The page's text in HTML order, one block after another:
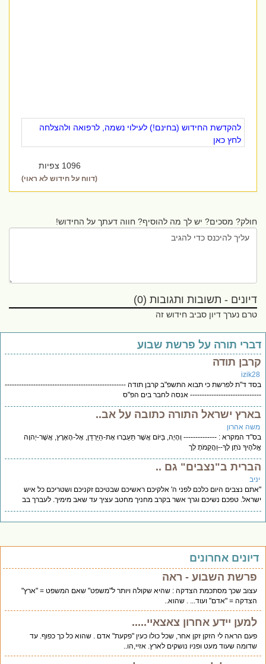
להקדשת החידוש (בחינם!) לעילוי נשמה, לרפואה ולהצלחה
לחץ כאן
1096 צפיות
(דווח על חידוש לא ראוי)
חולק? מסכים? יש לך מה להוסיף? חווה דעתך על החידוש!
דיונים - תשובות ותגובות (0)
טרם נערך דיון סביב חידוש זה
תורה על פרשת שבוע
תודה
ד"ת לפרשת כי תבוא התשפ"ב קרבן תודה ---------------------------------------------------
אנסה לחבר בים הפ"ס
ישראל התורה כתובה על אב..
אהרון
המקרא : -------------- וְהָיָה, בַּיּוֹם אֲשֶׁר תַּעַבְרוּ אֶת-הַיַּרְדֵּן, אֶל-הָאָרֶץ, אֲשֶׁר-יְהוָה
נֹתֵן לָךְ--וַהֲקֵמֹתָ לְך
ב"נצבים" גם ..
נצבים היום כלכם לפני ה' אלקיכם ראשיכם שבטיכם זקניכם ושטריכם כל איש
טפכם נשיכם וגרך אשר בקרב מחניך מחטב עציך עד שאב מימיך. לעברך בב
אחרונים
פרשת השבוע - ראה
עצוב שכך מסתכמת הצדקה : שהיא שקולה ויותר ל"משפט" שאם המשפט = "ארץ"
הצדקה = "אדם" ועוד... . שהוא..
למען יידע אחרון צאצאיי.....
פעם הראה לי הזקן זקן אחר, שכל כולו כעין "פקעת" אדם . שהוא כל כך כפוף. עד
שדומה שעוד מעט ופניו נושקים לארץ. אזיי,הו..